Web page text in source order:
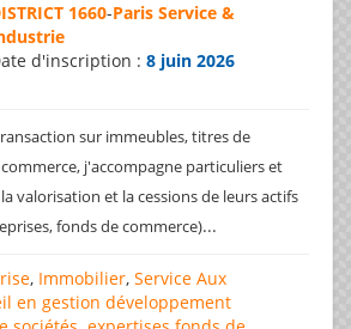
1660-Paris Service &
d'inscription : 8 juin 2026
sur immeubles, titres de
j'accompagne particuliers et
valorisation et la cessions de leurs actifs
fonds de commerce)...
, Immobilier, Service Aux
en gestion développement